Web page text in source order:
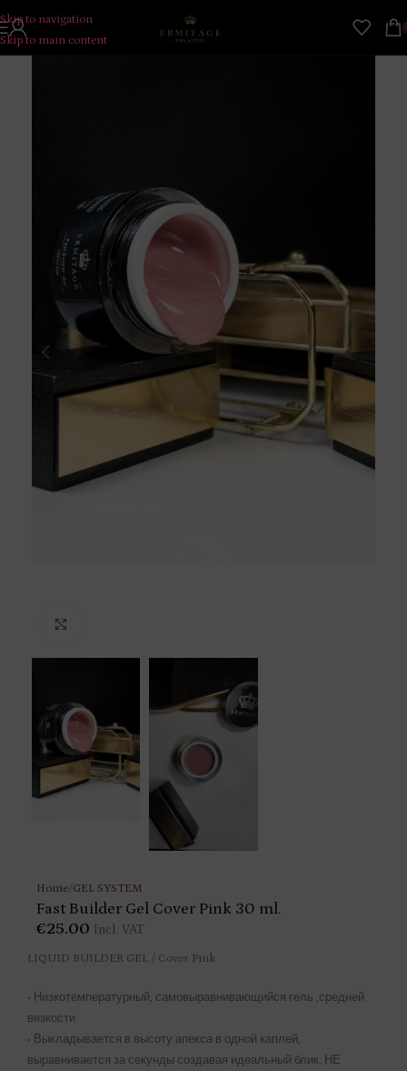
Skip to navigation
Skip to main content
Home/GEL SYSTEM
Fast Builder Gel Cover Pink 30 ml.
€25.00 Incl. VAT
LIQUID BUILDER GEL / Cover Pink
• Низкотемпературный, самовыравнивающийся гель ,средней
вязкости
• Выкладывается в высоту апекса в одной каплей,
выравнивается за секунды создавая идеальный блик, НЕ